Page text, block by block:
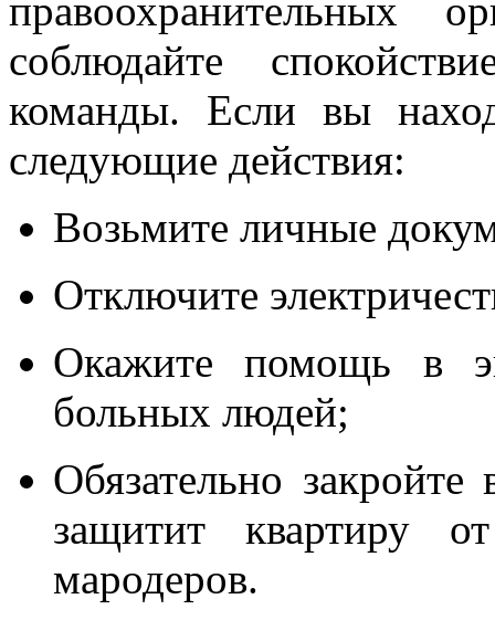
правоохранительных
соблюдайте
команды. Если вы
следующие действия:
Возьмите личные
Отключите
Окажите помощь в
больных людей;
Обязательно
защитит квартиру
мародеров.